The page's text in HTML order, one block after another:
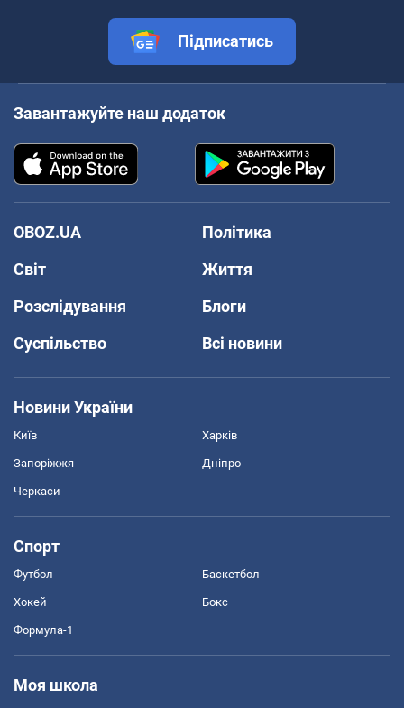
Підписатись
Завантажуйте наш додаток
OBOZ.UA
Політика
Світ
Життя
Розслідування
Блоги
Суспільство
Всі новини
Новини України
Київ Харків
Запоріжжя Дніпро
Черкаси
Спорт
Футбол Баскетбол
Хокей Бокс
Формула-1
Моя школа